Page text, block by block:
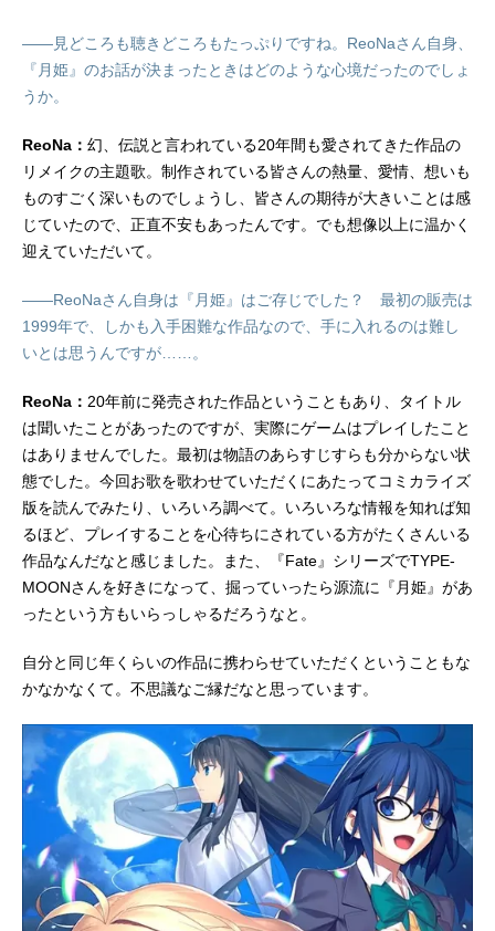
――見どころも聴きどころもたっぷりですね。ReoNaさん自身、
『月姫』のお話が決まったときはどのような心境だったのでしょ
うか。
ReoNa： 幻、伝説と言われている20年間も愛されてきた作品の
リメイクの主題歌。制作されている皆さんの熱量、愛情、想いも
ものすごく深いものでしょうし、皆さんの期待が大きいことは感
じていたので、正直不安もあったんです。でも想像以上に温かく
迎えていただいて。
――ReoNaさん自身は『月姫』はご存じでした？ 最初の販売は
1999年で、しかも入手困難な作品なので、手に入れるのは難し
いとは思うんですが……。
ReoNa： 20年前に発売された作品ということもあり、タイトル
は聞いたことがあったのですが、実際にゲームはプレイしたこと
はありませんでした。最初は物語のあらすじすらも分からない状
態でした。今回お歌を歌わせていただくにあたってコミカライズ
版を読んでみたり、いろいろ調べて。いろいろな情報を知れば知
るほど、プレイすることを心待ちにされている方がたくさんいる
作品なんだなと感じました。また、『Fate』シリーズでTYPE-
MOONさんを好きになって、掘っていったら源流に『月姫』があ
ったという方もいらっしゃるだろうなと。
自分と同じ年くらいの作品に携わらせていただくということもな
かなかなくて。不思議なご縁だなと思っています。